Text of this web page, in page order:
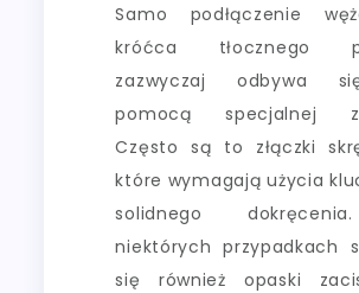
Samo podłączenie
króćca tłocznego
zazwyczaj odbywa
pomocą specjalnej
Często są to złączki
które wymagają użycia
solidnego
niektórych przypadkach
się również opaski